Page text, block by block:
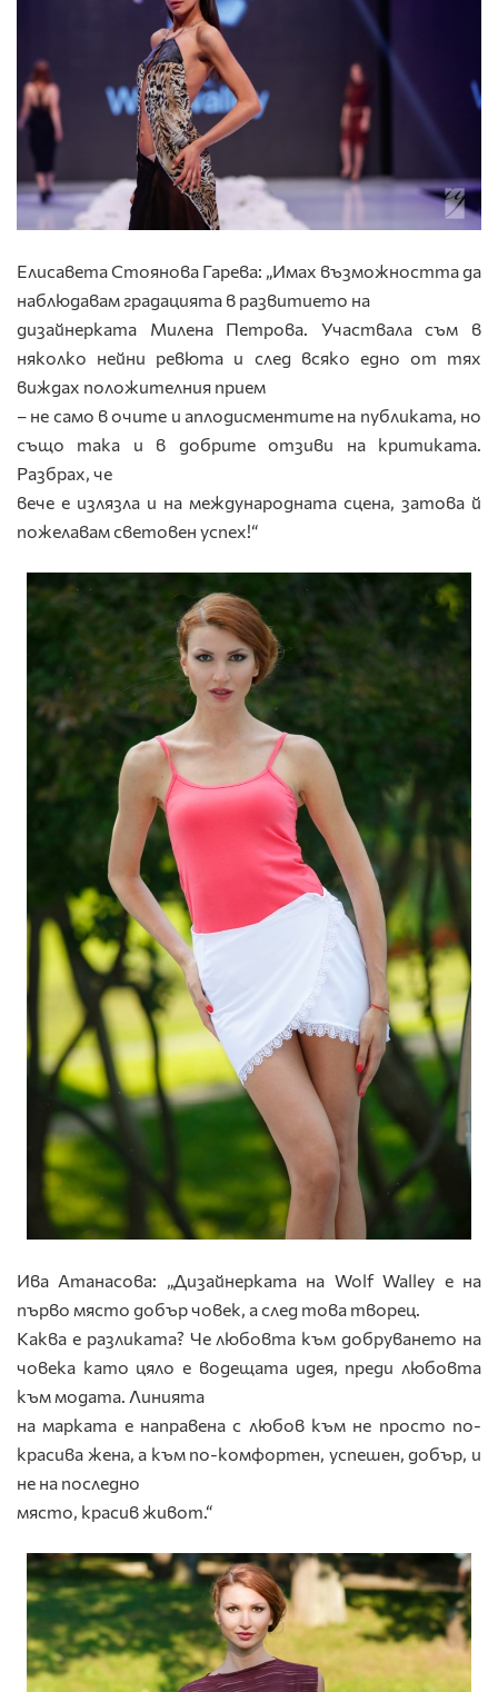
Елисавета Стоянова Гарева: „Имах възможността да
наблюдавам градацията в развитието на
дизайнерката Милена Петрова. Участвала съм в
няколко нейни ревюта и след всяко едно от тях
виждах положителния прием
– не само в очите и аплодисментите на публиката, но
също така и в добрите отзиви на критиката.
Разбрах, че
вече е излязла и на международната сцена, затова й
пожелавам световен успех!“
Ива Атанасова: „Дизайнерката на Wolf Walley е на
първо място добър човек, а след това творец.
Каква е разликата? Че любовта към добруването на
човека като цяло е водещата идея, преди любовта
към модата. Линията
на марката е направена с любов към не просто по-
красива жена, а към по-комфортен, успешен, добър, и
не на последно
място, красив живот.“